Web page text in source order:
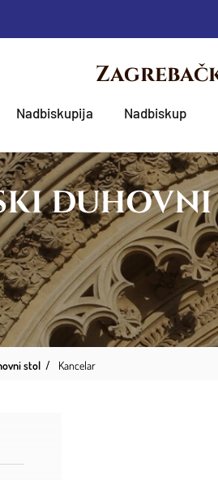
Nadbiskupija Nadbiskup
DUHOVNI
stol Kancelar